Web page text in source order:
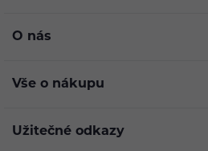
O nás
Vše o nákupu
Užitečné odkazy